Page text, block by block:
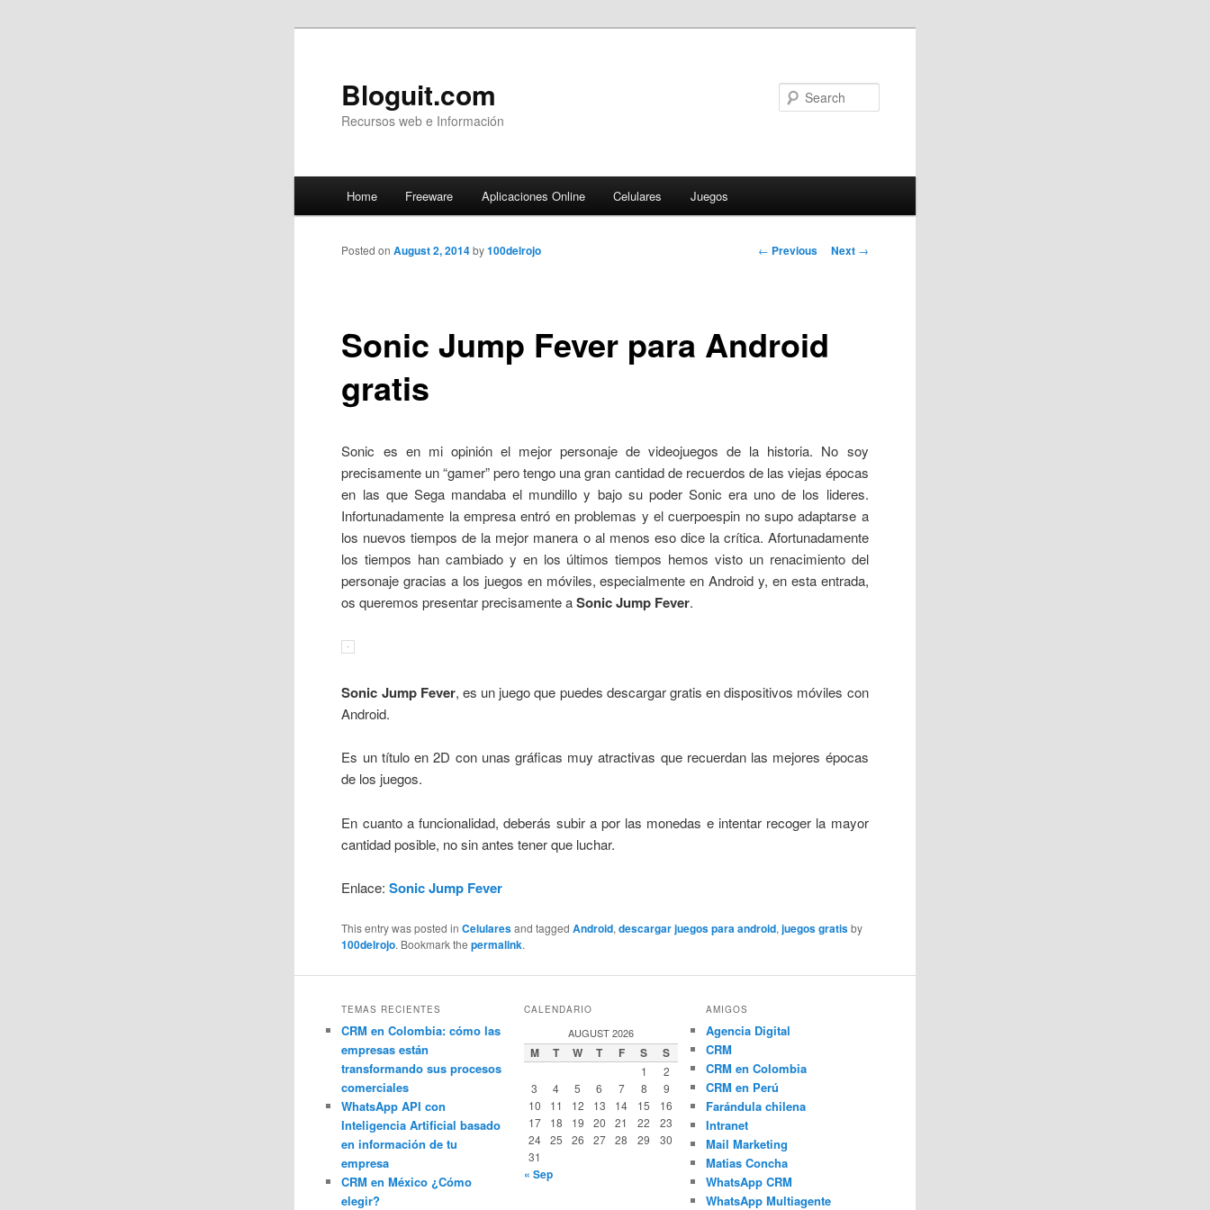
Bloguit.com
Recursos web e Información
Skip
to
content
Home Freeware Aplicaciones Online Celulares Juegos
Post
← Previous Next →
Sonic Jump Fever para Android
gratis
Posted onAugust 2, 2014 by100delrojo
Sonic es en mi opinión el mejor personaje de videojuegos de la historia. No soy
precisamente un “gamer” pero tengo una gran cantidad de recuerdos de las viejas épocas
en las que Sega mandaba el mundillo y bajo su poder Sonic era uno de los lideres.
Infortunadamente la empresa entró en problemas y el cuerpoespin no supo adaptarse a
los nuevos tiempos de la mejor manera o al menos eso dice la crítica. Afortunadamente
los tiempos han cambiado y en los últimos tiempos hemos visto un renacimiento del
personaje gracias a los juegos en móviles, especialmente en Android y, en esta entrada,
os queremos presentar precisamente aSonic Jump Fever.
Sonic Jump Fever, es un juego que puedes descargar gratis en dispositivos móviles con
Android.
Es un título en 2D con unas gráficas muy atractivas que recuerdan las mejores épocas
de los juegos.
En cuanto a funcionalidad, deberás subir a por las monedas e intentar recoger la mayor
cantidad posible, no sin antes tener que luchar.
Enlace: Sonic Jump Fever
This entry was posted inCelularesand taggedAndroid,descargar juegos para android,juegos gratisby
100delrojo. Bookmark thepermalink.
TEMAS RECIENTES
CRM en Colombia: cómo las
empresas están
transformando sus procesos
comerciales
WhatsApp API con
Inteligencia Artificial basado
en información de tu
empresa
CRM en México ¿Cómo
elegir?
CALENDARIO
AUGUST 2026
M T W T F S S
1
2
3
4 5 6 7 8
9
10
11 12 13 14 15
16
17
18 19 20 21 22
23
24
25 26 27 28 29
30
31
« Sep
AMIGOS
Agencia Digital
CRM
CRM en Colombia
CRM en Perú
Farándula chilena
Intranet
Mail Marketing
Matias Concha
WhatsApp CRM
WhatsApp Multiagente